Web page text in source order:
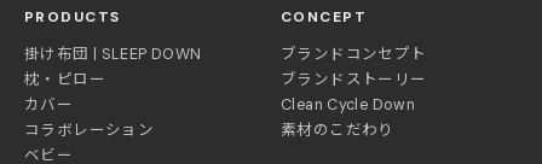
PRODUCTS
掛け布団 | SLEEP DOWN
枕・ピロー
カバー
コラボレーション
ベビー
CONCEPT
ブランドコンセプト
ブランドストーリー
Clean Cycle Down
素材のこだわり